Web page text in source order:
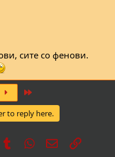
сите со фенови.
to reply here.
TumblrWhatsApp
Е-поштаВрска